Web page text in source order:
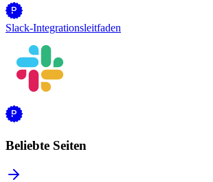
Slack-Integrationsleitfaden
Beliebte Seiten